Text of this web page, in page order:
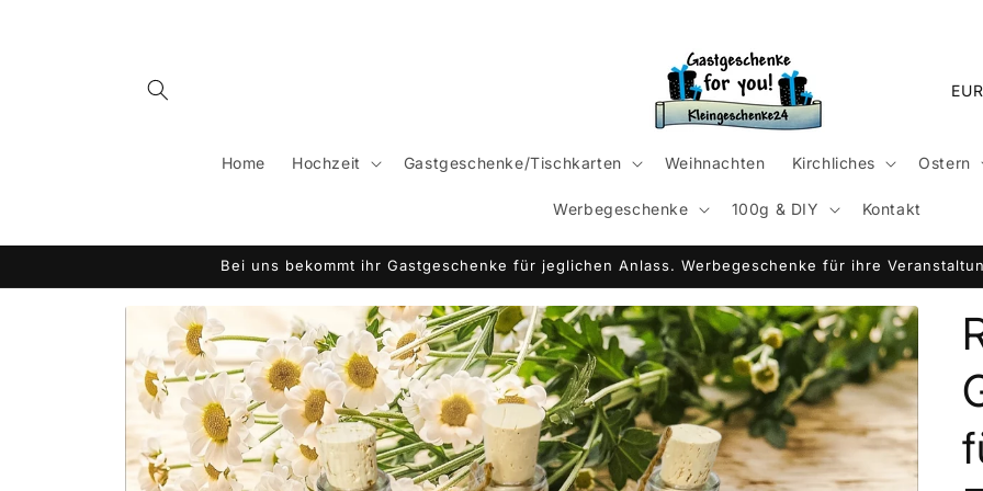
Home Hochzeit Gastgeschenke/Tischkarten Weihnachten Kirchliches Ostern
Werbegeschenke 100g & DIY Kontakt
n
R
e
Bei uns bekommt ihr Gastgeschenke für jeglichen Anlass. Werbegeschenke für ihre
Produktinformationen
springen